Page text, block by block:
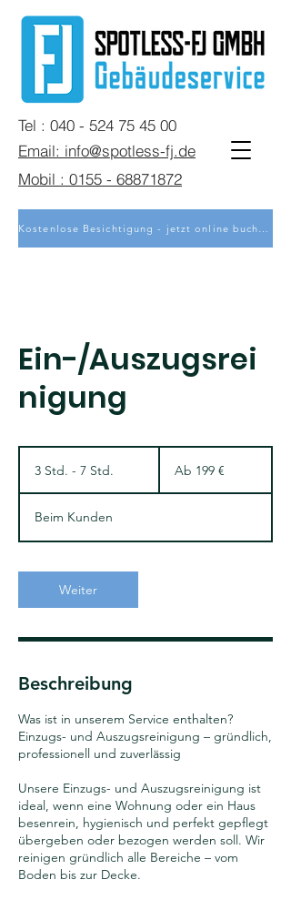
Mobil : 0155 - 68871872
Tel : 040 - 524 75 45 00
Email: info@spotless-fj.de
Kostenlose Besichtigung - jetzt online buchen
Ein-/Auszugsrei
nigung
3 Std. - 7 Std.
.
7
t
.
EuroAb 199 €
Beim Kunden
Weiter
Beschreibung
Was ist in unserem Service enthalten?
Einzugs- und Auszugsreinigung – gründlich,
professionell und zuverlässig
Unsere Einzugs- und Auszugsreinigung ist
ideal, wenn eine Wohnung oder ein Haus
besenrein, hygienisch und perfekt gepflegt
übergeben oder bezogen werden soll. Wir
reinigen gründlich alle Bereiche – vom
Boden bis zur Decke.